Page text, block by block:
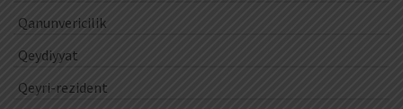
Qanunvericilik
Qeydiyyat
Qeyri-rezident